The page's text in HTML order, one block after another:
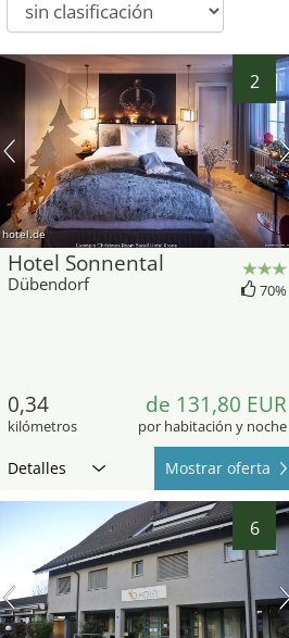
2
hotel.de
Hotel Sonnental
Dübendorf 70%
0,34
kilómetros
de 131,80 EUR
por habitación y noche
Detalles Mostrar oferta
6